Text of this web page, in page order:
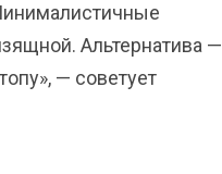
Альтернатива —
— советует